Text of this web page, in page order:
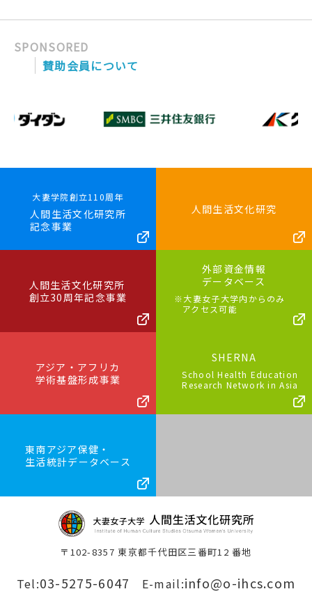
SPONSORED
賛助会員について
大妻学院創立110周年
人間生活文化研究所
記念事業
人間生活文化研究
人間生活文化研究所
創立30周年記念事業
外部資金情報
データベース
※大妻女子大学内からのみ
アクセス可能
アジア・アフリカ
学術基盤形成事業
SHERNA
School Health Education
Research Network in Asia
東南アジア保健・
生活統計データベース
〒102-8357 東京都千代田区三番町12 番地
Tel:03-5275-6047 E-mail:info@o-ihcs.com